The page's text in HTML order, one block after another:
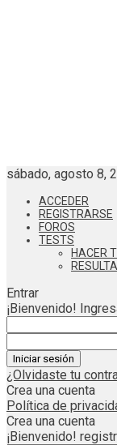
sábado, agosto 8,
ACCEDER
REGISTRARSE
FOROS
TESTS
HACER
Entrar
¡Bienvenido!
¿Olvidaste tu
Crea una cuenta
Política de
Crea una cuenta
¡Bienvenido!